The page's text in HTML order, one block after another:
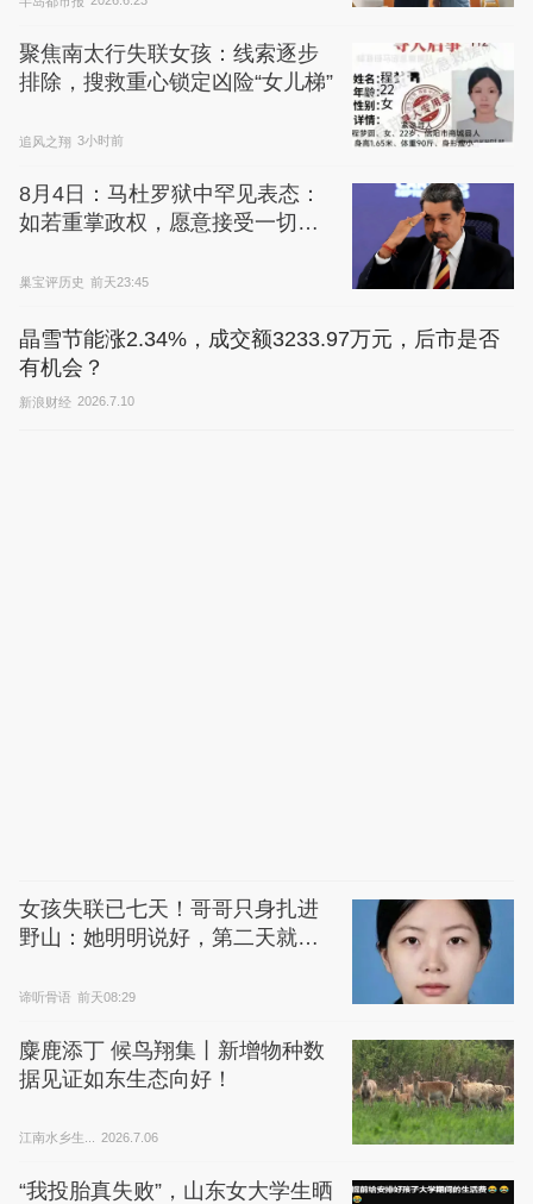
聚焦南太行失联女孩：线索逐步
排除，搜救重心锁定凶险“女儿梯”
追风之翔 3小时前
8月4日：马杜罗狱中罕见表态：
如若重掌政权，愿意接受一切对
巢宝评历史 前天23:45
晶雪节能涨2.34%，成交额3233.97万元，后市是否
有机会？
新浪财经 2026.7.10
女孩失联已七天！哥哥只身扎进
野山：她明明说好，第二天就回
谛听骨语 前天08:29
麋鹿添丁 候鸟翔集丨新增物种数
据见证如东生态向好！
江南水乡生... 2026.7.06
“我投胎真失败”，山东女大学生晒